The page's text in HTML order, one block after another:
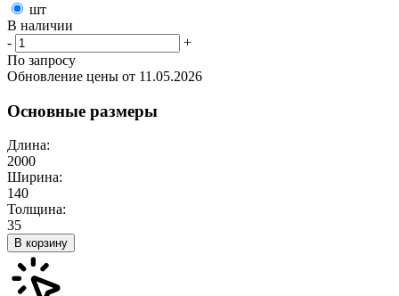
шт
В наличии
-
+
По запросу
Обновление цены от 11.05.2026
Основные размеры
Длина:
2000
Ширина:
140
Толщина:
35
В корзину